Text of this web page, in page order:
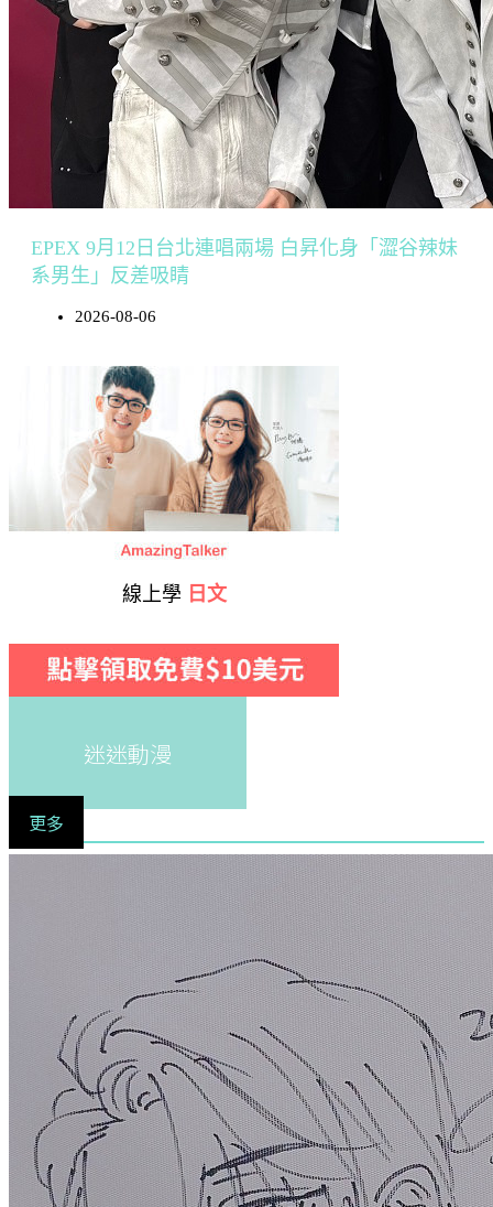
EPEX 9月12日台北連唱兩場 白昇化身「澀谷辣妹
系男生」反差吸睛
2026-08-06
線上學 日文
迷迷動漫
更多